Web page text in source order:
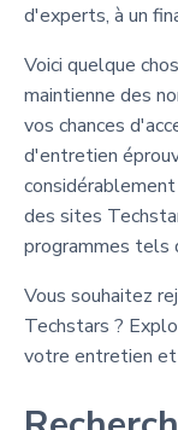
d'experts, à un
Voici quelque
maintienne des
vos chances
d'entretien
des sites
programmes tels
Vous souhaitez
Techstars ?
votre entretien